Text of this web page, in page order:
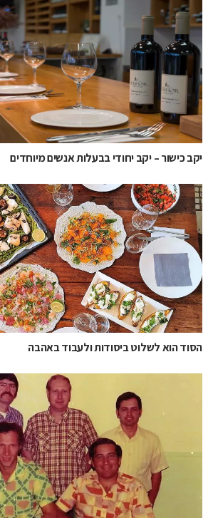
יקב כישור – יקב יחודי בבעלות אנשים מיוחדים
הסוד הוא לשלוט ביסודות ולעבוד באהבה